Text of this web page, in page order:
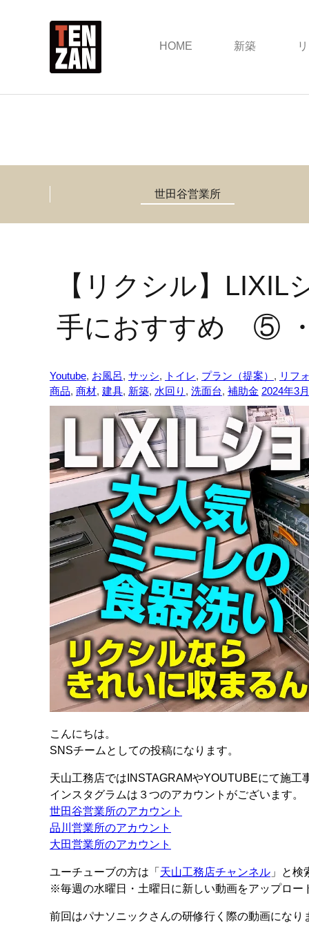
HOME 新築
世田谷営業所
【リクシル】LIXIL
手におすすめ ⑤
Youtube, お風呂, サッシ, トイレ, プラン（提案） , リフ
商品, 商材, 建具, 新築, 水回り , 洗面台, 補助金 2024年3
こんにちは。
SNSチームとしての投稿になります。
天山工務店ではINSTAGRAMやYOUTUBEにて施
インスタグラムは３つのアカウントがございます。
世田谷営業所のアカウント
品川営業所のアカウント
大田営業所のアカウント
ユーチューブの方は「 天山工務店チャンネル 」と検
※毎週の水曜日・土曜日に新しい動画をアップロー
前回はパナソニックさんの研修行く際の動画になり